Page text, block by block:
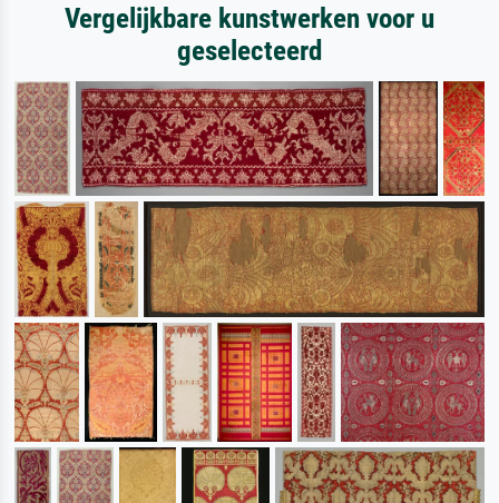
Vergelijkbare kunstwerken voor u
geselecteerd